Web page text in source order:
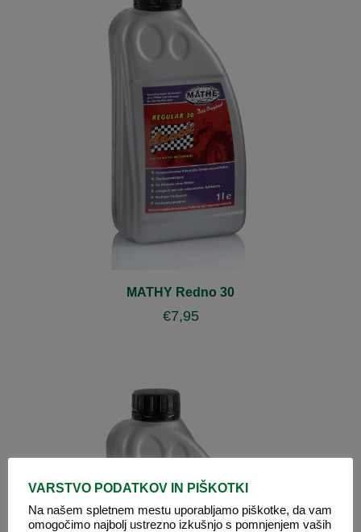
MATHY Redno 30
€7,95
VARSTVO PODATKOV IN PIŠKOTKI
Na našem spletnem mestu uporabljamo piškotke, da vam
omogočimo najbolj ustrezno izkušnjo s pomnjenjem vaših